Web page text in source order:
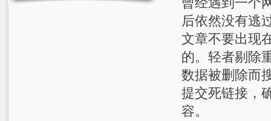
后依然没有逃
文章不要出现
的。轻者剔除
数据被删除而
提交死链接，
容。